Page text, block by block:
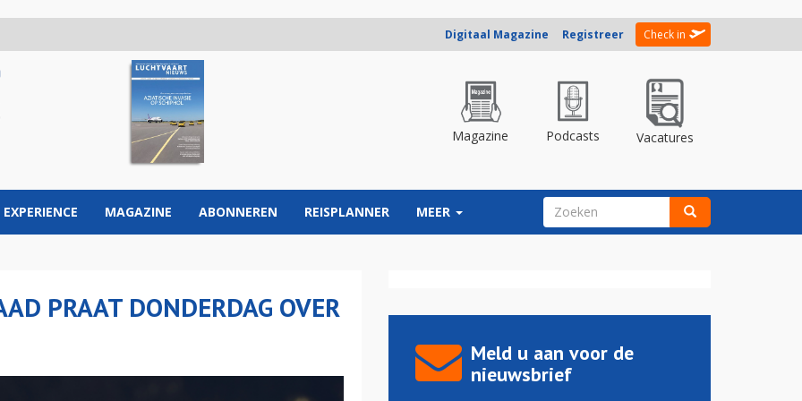
Digitaal Magazine Registreer Check in
Magazine Podcasts Vacatures
EXPERIENCE MAGAZINE ABONNEREN REISPLANNER MEER ZOEKVELD
PRAAT DONDERDAG OVER
Meld u aan voor de
nieuwsbrief